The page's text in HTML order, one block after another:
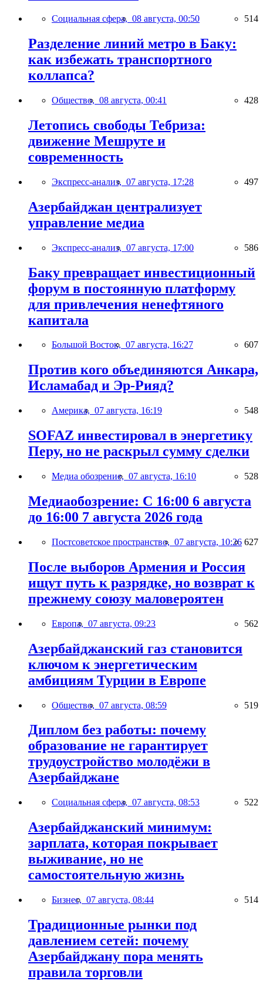
Социальная сфера, 08 августа, 00:50 514
Разделение линий метро в Баку:
как избежать транспортного
коллапса?
Общество, 08 августа, 00:41 428
Летопись свободы Тебриза:
движение Мешруте и
современность
Экспресс-анализ, 07 августа, 17:28 497
Азербайджан централизует
управление медиа
Экспресс-анализ, 07 августа, 17:00 586
Баку превращает инвестиционный
форум в постоянную платформу
для привлечения ненефтяного
капитала
Большой Восток, 07 августа, 16:27 607
Против кого объединяются Анкара,
Исламабад и Эр-Рияд?
Америка, 07 августа, 16:19 548
SOFAZ инвестировал в энергетику
Перу, но не раскрыл сумму сделки
Медиа обозрение, 07 августа, 16:10 528
Медиаобозрение: С 16:00 6 августа
до 16:00 7 августа 2026 года
Постсоветское пространство, 07 августа, 10:26 627
После выборов Армения и Россия
ищут путь к разрядке, но возврат к
прежнему союзу маловероятен
Европа, 07 августа, 09:23 562
Азербайджанский газ становится
ключом к энергетическим
амбициям Турции в Европе
Общество, 07 августа, 08:59 519
Диплом без работы: почему
образование не гарантирует
трудоустройство молодёжи в
Азербайджане
Социальная сфера, 07 августа, 08:53 522
Азербайджанский минимум:
зарплата, которая покрывает
выживание, но не
самостоятельную жизнь
Бизнес, 07 августа, 08:44 514
Традиционные рынки под
давлением сетей: почему
Азербайджану пора менять
правила торговли